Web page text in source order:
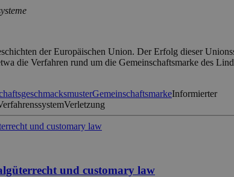
der Europäischen Union. Der Erfolg dieser
die Verfahren rund um die Gemeinschaftsmarke des
GemeinschaftsmarkeInformierter
Verletzung
und customary law